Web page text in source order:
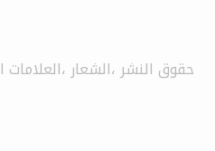
حقوق النشر ،الشعار ،العلامات